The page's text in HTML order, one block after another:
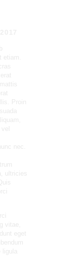
etiam.
Proin
nec.
ultricies
vitae,
eget
ligula